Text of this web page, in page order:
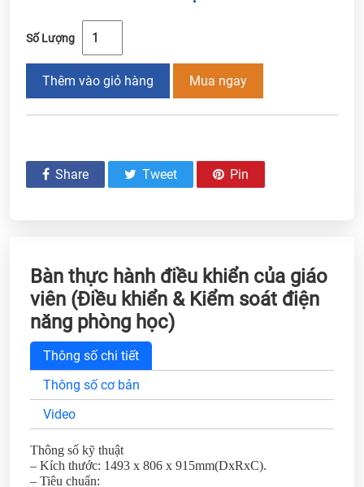
Số Lượng
Thêm vào giỏ hàng Mua ngay
Share Tweet Pin
Bàn thực hành điều khiển của giáo
viên (Điều khiển & Kiểm soát điện
năng phòng học)
Thông số chi tiết
Thông số cơ bản
Video
Thông số kỹ thuật
– Kích thước: 1493 x 806 x 915mm(DxRxC).
– Tiêu chuẩn: